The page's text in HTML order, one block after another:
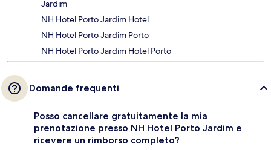
Jardim
NH Hotel Porto Jardim Hotel
NH Hotel Porto Jardim Porto
NH Hotel Porto Jardim Hotel Porto
Domande frequenti
Posso cancellare gratuitamente la mia
prenotazione presso NH Hotel Porto Jardim e
ricevere un rimborso completo?